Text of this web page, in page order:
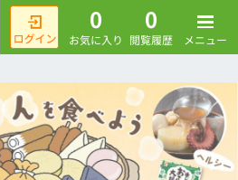
0
お気に入り
0
閲覧履歴 メニュー